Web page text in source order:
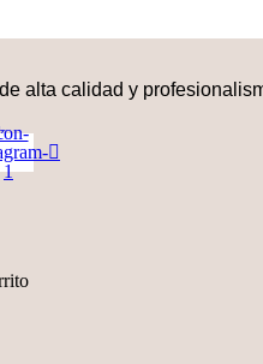
alta calidad y
1